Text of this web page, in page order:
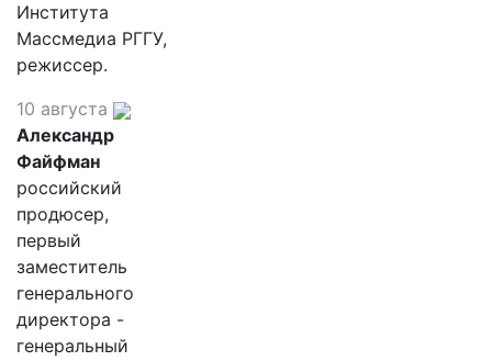
Института
Массмедиа РГГУ,
режиссер.
10 августа
Александр
Файфман
российский
продюсер,
первый
заместитель
генерального
директора -
генеральный